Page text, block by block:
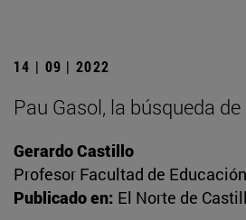
14 | 09 | 2022
Pau Gasol, la búsqueda
Gerardo Castillo
Profesor Facultad de
Publicado en: El Norte de